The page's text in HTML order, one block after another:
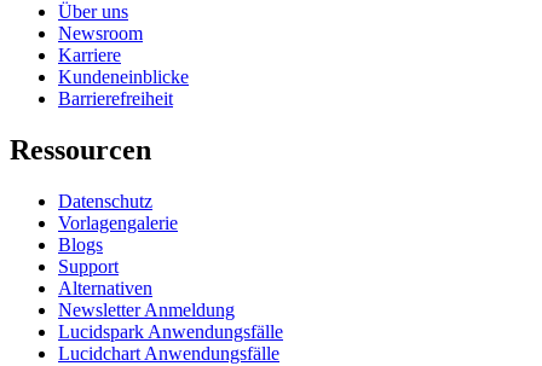
Über uns
Newsroom
Karriere
Kundeneinblicke
Barrierefreiheit
Ressourcen
Datenschutz
Vorlagengalerie
Blogs
Support
Alternativen
Newsletter Anmeldung
Lucidspark Anwendungsfälle
Lucidchart Anwendungsfälle